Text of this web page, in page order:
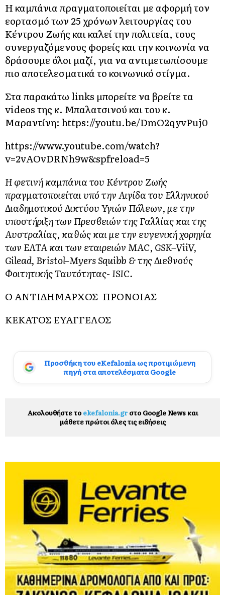
Η καμπάνια πραγματοποιείται με αφορμή τον
εορτασμό των 25 χρόνων λειτουργίας του
Κέντρου Ζωής και καλεί την πολιτεία, τους
συνεργαζόμενους φορείς και την κοινωνία να
δράσουμε όλοι μαζί, για να αντιμετωπίσουμε
πιο αποτελεσματικά το κοινωνικό στίγμα.
Στα παρακάτω links μπορείτε να βρείτε τα
videos της κ. Μπαλατσινού και του κ.
Μαραντίνη: https://youtu.be/DmO2qyvPuj0
https://www.youtube.com/watch?
v=2vAOvDRNh9w&spfreload=5
Η φετινή καμπάνια του Κέντρου Ζωής
πραγματοποιείται υπό την Αιγίδα του Ελληνικού
Διαδημοτικού Δικτύου Υγιών Πόλεων, με την
υποστήριξη των Πρεσβειών της Γαλλίας και της
Αυστραλίας, καθώς και με την ευγενική χορηγία
των ΕΛΤΑ και των εταιρειών MAC, GSK–ViiV,
Gilead, Bristol–MyersSquibb & της Διεθνούς
Φοιτητικής Ταυτότητας- ISIC.
Ο ΑΝΤΙΔΗΜΑΡΧΟΣ ΠΡΟΝΟΙΑΣ
ΚΕΚΑΤΟΣ ΕΥΑΓΓΕΛΟΣ
Προσθήκη του eKefalonia ως προτιμώμενη
πηγή στα αποτελέσματα Google
Ακολουθήστε το ekefalonia.grστο Google News και
μάθετε πρώτοι όλες τις ειδήσεις